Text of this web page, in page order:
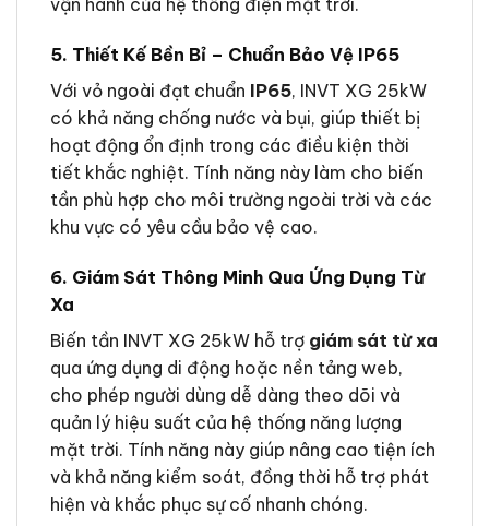
vận hành của hệ thống điện mặt trời.
5. Thiết Kế Bền Bỉ – Chuẩn Bảo Vệ IP65
Với vỏ ngoài đạt chuẩn IP65, INVT XG 25kW
có khả năng chống nước và bụi, giúp thiết bị
hoạt động ổn định trong các điều kiện thời
tiết khắc nghiệt. Tính năng này làm cho biến
tần phù hợp cho môi trường ngoài trời và các
khu vực có yêu cầu bảo vệ cao.
6. Giám Sát Thông Minh Qua Ứng Dụng Từ
Xa
Biến tần INVT XG 25kW hỗ trợ giám sát từ xa
qua ứng dụng di động hoặc nền tảng web,
cho phép người dùng dễ dàng theo dõi và
quản lý hiệu suất của hệ thống năng lượng
mặt trời. Tính năng này giúp nâng cao tiện ích
và khả năng kiểm soát, đồng thời hỗ trợ phát
hiện và khắc phục sự cố nhanh chóng.